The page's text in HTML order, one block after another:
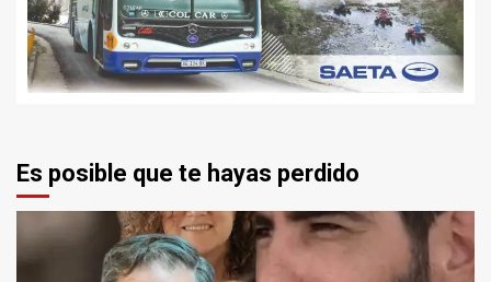
Es posible que te hayas perdido